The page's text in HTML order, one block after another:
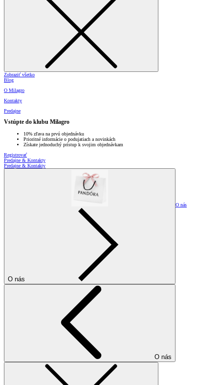
Zobraziť všetko
Blog
O Milagro
Kontakty
Predajne
Vstúpte do klubu Milagro
10% zľava na prvú objednávku
Prioritné informácie o podujatiach a novinkách
Získate jednoduchý prístup k svojim objednávkam
Registrovať
Predajne & Kontakty
Predajne & Kontakty
O nás
O nás
O nás